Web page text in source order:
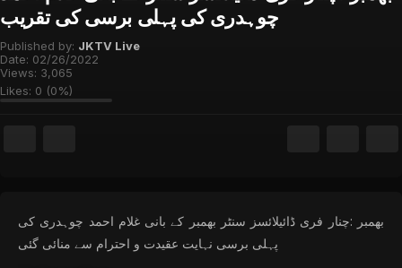
چوہدری کی پہلی برسی کی تقریب
Published by: JKTV Live
Date: 02/26/2022
Views: 3,065
Likes: 0 (0%)
بھمبر :چنار فری ڈائیلائسز سنٹر بھمبر کے بانی غلام احمد چوہدری کی
پہلی برسی نہایت عقیدت و احترام سے منائی گئی